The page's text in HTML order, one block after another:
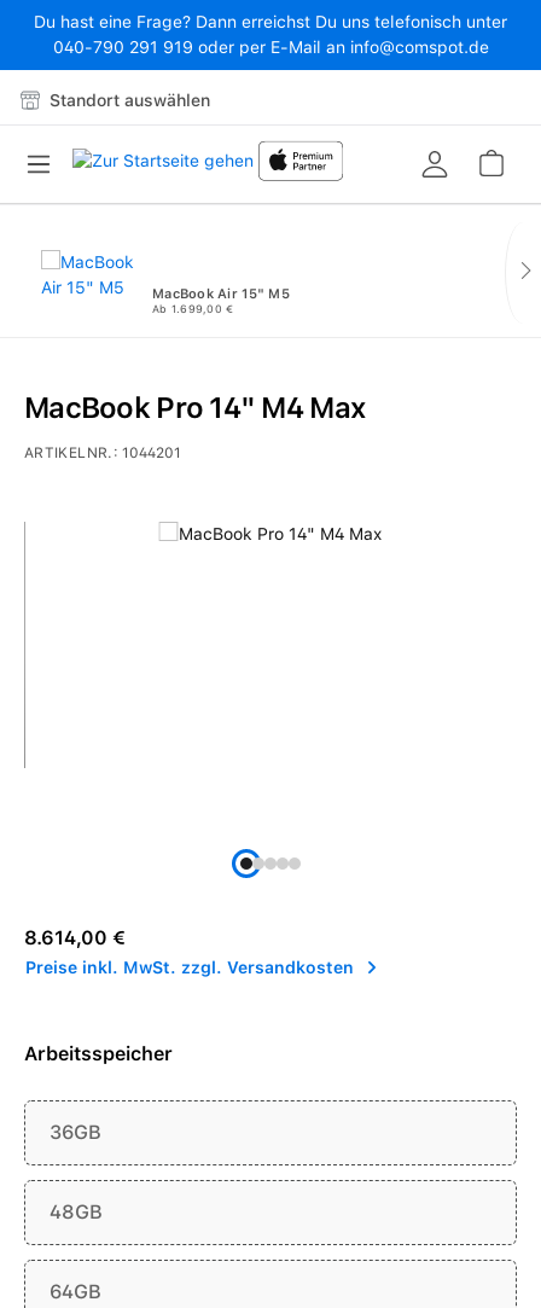
Zum Hauptinhalt springen
Du hast eine Frage? Dann erreichst Du uns telefonisch unter
040-790 291 919 oder per E-Mail an info@comspot.de
Standort auswählen
MacBook Air 15" M5
Ab 1.699,00 €
Bildergalerie überspringen
MacBook Pro 14" M4 Max
ARTIKELNR.:1044201
Regulärer Preis:
8.614,00 €
Preise inkl. MwSt. zzgl. Versandkosten
Arbeitsspeicher
36GB
48GB
64GB